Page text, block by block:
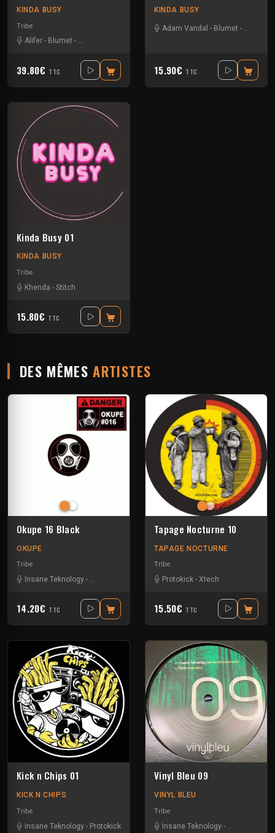
KINDA BUSY
Tribe
Alifer - Blumet - Bollini Verdi
39.80€ TTC
KINDA BUSY
Adam Vandal - Blumet -
15.90€ TTC
Kinda Busy 01
KINDA BUSY
Tribe
Khenda - Stitch
15.80€ TTC
DES MÊMESARTISTES
Okupe 16 Black
OKUPE
Tribe
Insane Teknology - Protokick
14.20€ TTC
Tapage Nocturne 10
TAPAGE NOCTURNE
Tribe
Protokick - Xtech
15.50€ TTC
Kick n Chips 01
KICK N CHIPS
Tribe
Insane Teknology - Protokick
Vinyl Bleu 09
VINYL BLEU
Tribe
Insane Teknology -